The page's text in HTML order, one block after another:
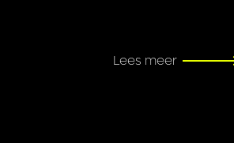
Lees meer